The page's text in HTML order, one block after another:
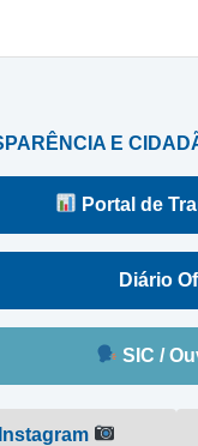
E
Portal de
Diário
SIC /
Instagram